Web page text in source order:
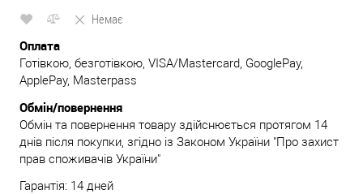
Немає
Оплата
Готівкою, безготівкою, VISA/Mastercard, GooglePay,
ApplePay, Masterpass
Обмін/повернення
Обмін та повернення товару здійснюється протягом 14
днів після покупки, згідно із Законом України "Про захист
прав споживачів України"
Гарантія: 14 дней